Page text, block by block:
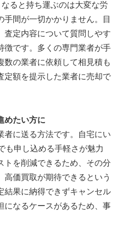
ると持ち運ぶのは大変な労
間が一切かかりません。目
査定内容について質問しやす
徴です。多くの専門業者が手
数の業者に依頼して相見積も
定額を提示した業者に売却で
めたい方に
者に送る方法です。自宅にい
も申し込める手軽さが魅力
トを削減できるため、その分
高価買取が期待できるという
結果に納得できずキャンセル
になるケースがあるため、事